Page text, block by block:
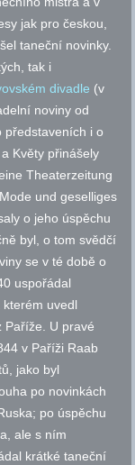
jak pro českou,
taneční novinky.
tak i
divadle (v
noviny od
představeních i o
Květy přinášely
Theaterzeitung
und geselliges
o jeho úspěchu
byl, o tom svědčí
se v té době o
uspořádal
uvedl
Paříže. U pravé
v Paříži Raab
jako byl
po novinkách
po úspěchu
ale s ním
krátké taneční